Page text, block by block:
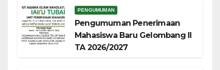
PENGUMUMAN
Pengumuman Penerimaan
Mahasiswa Baru Gelombang II
TA 2026/2027